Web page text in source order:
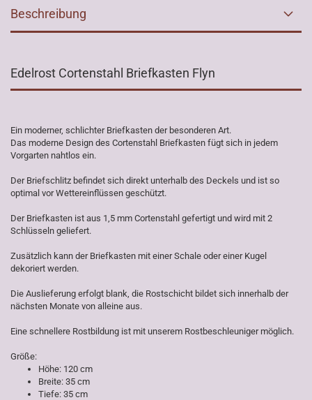
Beschreibung
Edelrost Cortenstahl Briefkasten Flyn
Ein moderner, schlichter Briefkasten der besonderen Art.
Das moderne Design des Cortenstahl Briefkasten fügt sich in jedem
Vorgarten nahtlos ein.
Der Briefschlitz befindet sich direkt unterhalb des Deckels und ist so
optimal vor Wettereinflüssen geschützt.
Der Briefkasten ist aus 1,5 mm Cortenstahl gefertigt und wird mit 2
Schlüsseln geliefert.
Zusätzlich kann der Briefkasten mit einer Schale oder einer Kugel
dekoriert werden.
Die Auslieferung erfolgt blank, die Rostschicht bildet sich innerhalb der
nächsten Monate von alleine aus.
Eine schnellere Rostbildung ist mit unserem Rostbeschleuniger möglich.
Größe:
Höhe: 120 cm
Breite: 35 cm
Tiefe: 35 cm